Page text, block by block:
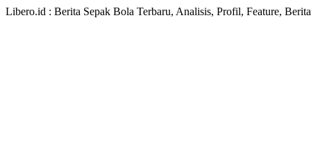
Libero.id : Berita Sepak Bola Terbaru, Analisis, Profil, Feature,